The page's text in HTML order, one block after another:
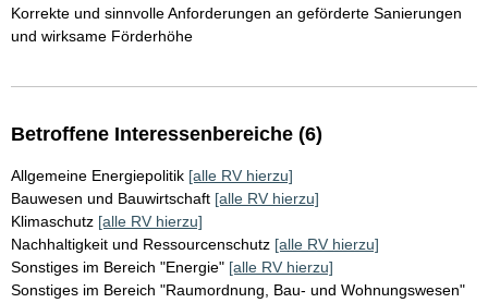
Korrekte und sinnvolle Anforderungen an geförderte Sanierungen
und wirksame Förderhöhe
Betroffene Interessenbereiche (6)
Allgemeine Energiepolitik [alle RV hierzu]
Bauwesen und Bauwirtschaft [alle RV hierzu]
Klimaschutz [alle RV hierzu]
Nachhaltigkeit und Ressourcenschutz [alle RV hierzu]
Sonstiges im Bereich "Energie" [alle RV hierzu]
Sonstiges im Bereich "Raumordnung, Bau- und Wohnungswesen"